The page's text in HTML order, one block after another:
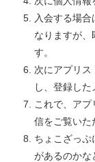
入会する場
なりますが
す。
次にアプリス
し、登録した
これで、ア
信をご覧いた
ちょこざっ
があるのかな